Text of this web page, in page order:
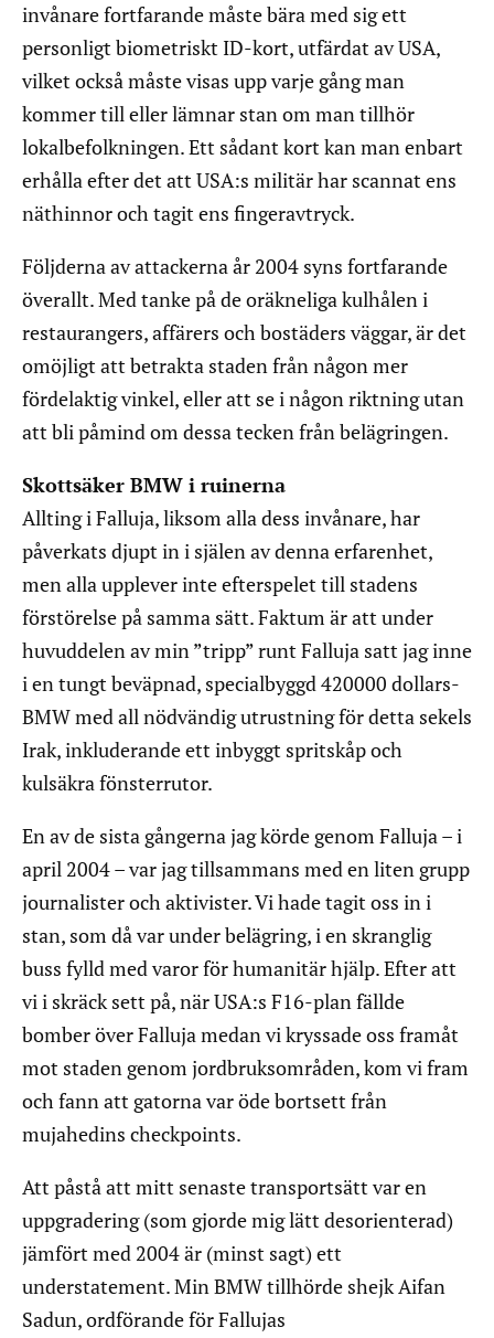
invånare fortfarande måste bära med sig ett
personligt biometriskt ID-kort, utfärdat av USA,
vilket också måste visas upp varje gång man
kommer till eller lämnar stan om man tillhör
lokalbefolkningen. Ett sådant kort kan man enbart
erhålla efter det att USA:s militär har scannat ens
näthinnor och tagit ens fingeravtryck.
Följderna av attackerna år 2004 syns fortfarande
överallt. Med tanke på de oräkneliga kulhålen i
restaurangers, affärers och bostäders väggar, är det
omöjligt att betrakta staden från någon mer
fördelaktig vinkel, eller att se i någon riktning utan
att bli påmind om dessa tecken från belägringen.
Skottsäker BMW i ruinerna
Allting i Falluja, liksom alla dess invånare, har
påverkats djupt in i själen av denna erfarenhet,
men alla upplever inte efterspelet till stadens
förstörelse på samma sätt. Faktum är att under
huvuddelen av min ”tripp” runt Falluja satt jag inne
i en tungt beväpnad, specialbyggd 420000 dollars-
BMW med all nödvändig utrustning för detta sekels
Irak, inkluderande ett inbyggt spritskåp och
kulsäkra fönsterrutor.
En av de sista gångerna jag körde genom Falluja – i
april 2004 – var jag tillsammans med en liten grupp
journalister och aktivister. Vi hade tagit oss in i
stan, som då var under belägring, i en skranglig
buss fylld med varor för humanitär hjälp. Efter att
vi i skräck sett på, när USA:s F16-plan fällde
bomber över Falluja medan vi kryssade oss framåt
mot staden genom jordbruksområden, kom vi fram
och fann att gatorna var öde bortsett från
mujahedins checkpoints.
Att påstå att mitt senaste transportsätt var en
uppgradering (som gjorde mig lätt desorienterad)
jämfört med 2004 är (minst sagt) ett
understatement. Min BMW tillhörde shejk Aifan
Sadun, ordförande för Fallujas